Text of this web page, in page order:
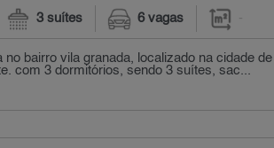
3 suítes 6 vagas -
no bairro vila granada, localizado na cidade
com 3 dormitórios, sendo 3 suítes, sac...